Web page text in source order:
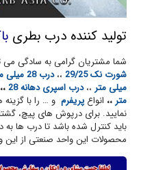
تولید کننده درب بطری
شما مشتریان گرامی به سادگی می
شورت نک 29/25
،،درب 28 میلی متری
میلی متر ،،درب اسپری دهانه 28
متر ،، انواع پریفرم و … را با
نمایید. برای درپوش های پیچ،
باید کنترل شده باشد تا درب ها
محصولات این واحد صنعتی از این